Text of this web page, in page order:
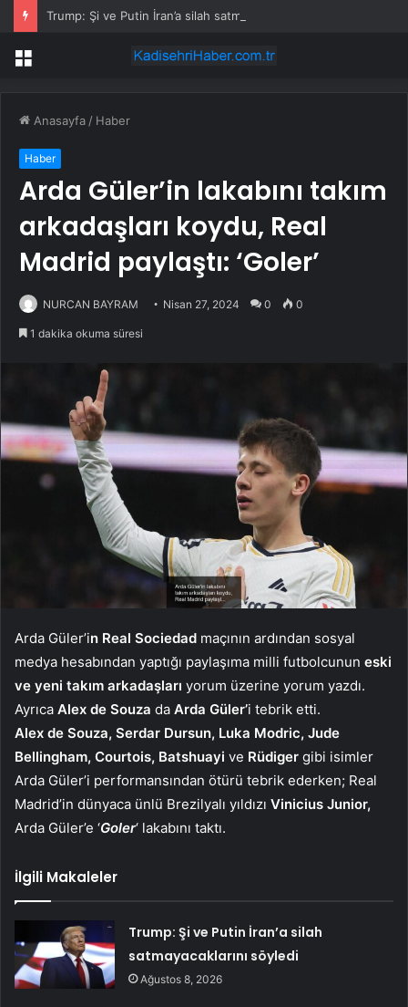
Trump: Şi ve Putin İran’a silah satmayacaklarını söyledi
Menü
Anasayfa / Haber
Haber
Arda Güler’in lakabını takım
arkadaşları koydu, Real
Madrid paylaştı: ‘Goler’
NURCAN BAYRAM Nisan 27, 2024 0 0
1 dakika okuma süresi
Arda Güler’in Real Sociedad maçının ardından sosyal
medya hesabından yaptığı paylaşıma milli futbolcunun eski
ve yeni takım arkadaşları yorum üzerine yorum yazdı.
Ayrıca Alex de Souza da Arda Güler’i tebrik etti.
Alex de Souza, Serdar Dursun, Luka Modric, Jude
Bellingham, Courtois, Batshuayi ve Rüdiger gibi isimler
Arda Güler’i performansından ötürü tebrik ederken; Real
Madrid’in dünyaca ünlü Brezilyalı yıldızı Vinicius Junior,
Arda Güler’e ‘Goler‘ lakabını taktı.
İlgili Makaleler
Trump: Şi ve Putin İran’a silah
satmayacaklarını söyledi
Ağustos 8, 2026